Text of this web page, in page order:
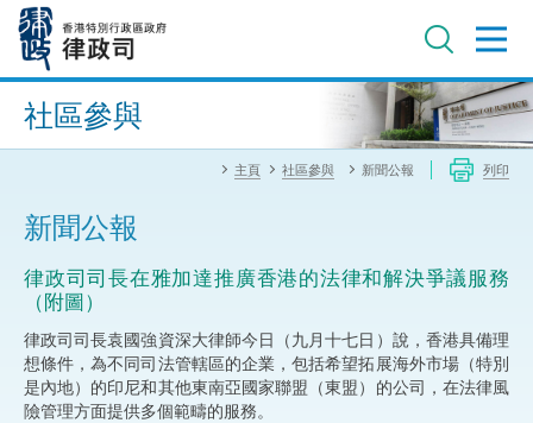
內
進階搜尋
社區參與
主頁 社區參與 新聞公報 列印
新聞公報
律政司司長在雅加達推廣香港的法律和解決爭議服務
（附圖）
律政司司長袁國強資深大律師今日（九月十七日）說，香港具備理
想條件，為不同司法管轄區的企業，包括希望拓展海外市場（特別
是內地）的印尼和其他東南亞國家聯盟（東盟）的公司，在法律風
險管理方面提供多個範疇的服務。